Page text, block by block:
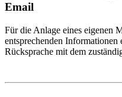
Email
Für die Anlage eines eigenen
entsprechenden
Rücksprache mit dem